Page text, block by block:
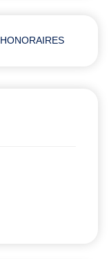
HONORAIRES